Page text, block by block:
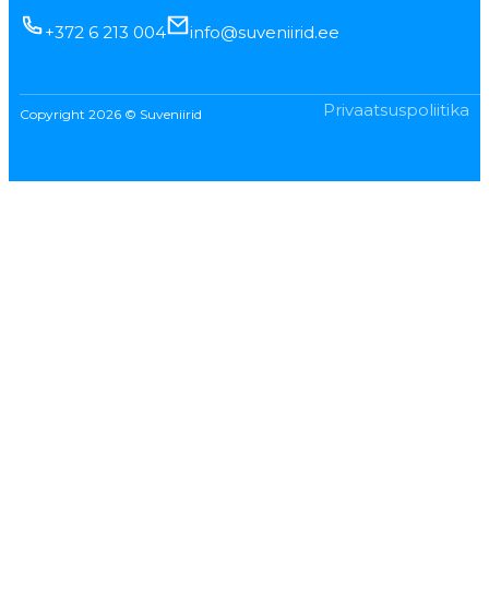
+372 6 213 004 info@suveniirid.ee
Copyright 2026 © Suveniirid Privaatsuspoliitika